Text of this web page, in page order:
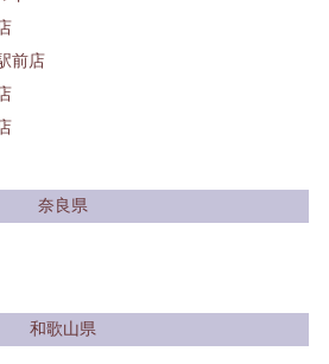
前店
奈良県
和歌山県